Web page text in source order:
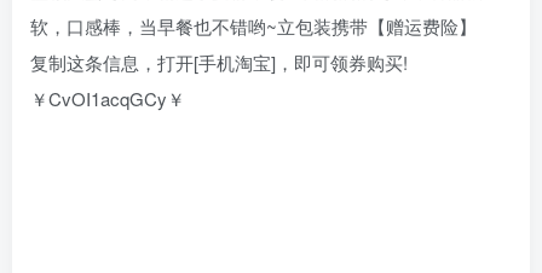
软，口感棒，当早餐也不错哟~立包装携带【赠运费险】
复制这条信息，打开[手机淘宝]，即可领券购买!
￥CvOI1acqGCy￥